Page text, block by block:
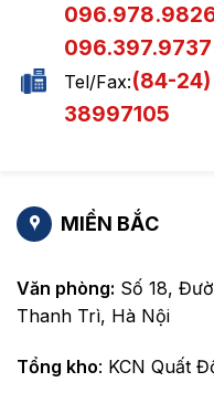
096.397.9737
Tel/Fax:(84-24)
38997105
MIỀN BẮC
Văn phòng: Số 18,
Thanh Trì, Hà Nội
Tổng kho: KCN Quất